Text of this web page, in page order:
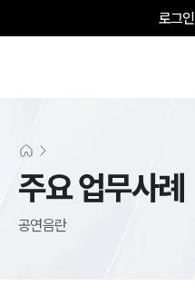
로그인
주요 업무사례
공연음란